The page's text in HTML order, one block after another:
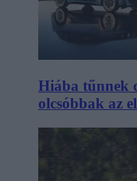
Hiába tűnnek
olcsóbbak az